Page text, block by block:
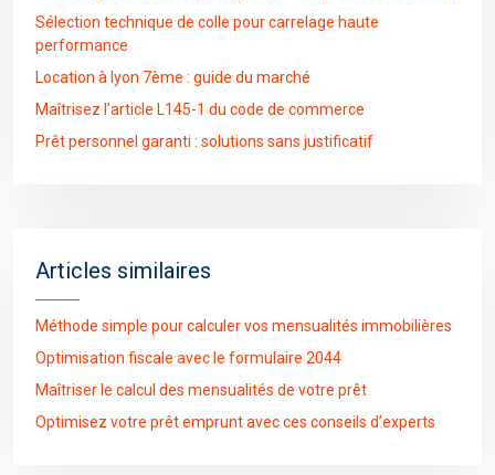
Sélection technique de colle pour carrelage haute
performance
Location à lyon 7ème : guide du marché
Maîtrisez l’article L145-1 du code de commerce
Prêt personnel garanti : solutions sans justificatif
Articles similaires
Méthode simple pour calculer vos mensualités immobilières
Optimisation fiscale avec le formulaire 2044
Maîtriser le calcul des mensualités de votre prêt
Optimisez votre prêt emprunt avec ces conseils d’experts